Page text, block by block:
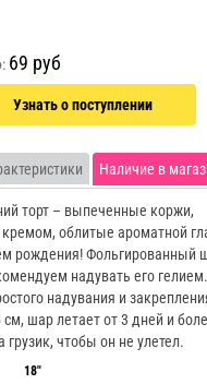
69 руб
Узнать о поступлении
Наличие в
торт – выпеченные коржи,
облитые ароматной
рождения! Фольгированный
надувать его
надувания и
шар летает от 3 дней и
чтобы он не улетел.
18"